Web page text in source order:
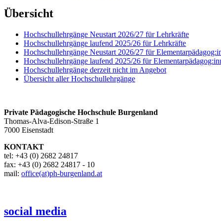
Übersicht
Hochschullehrgänge Neustart 2026/27 für Lehrkräfte
Hochschullehrgänge laufend 2025/26 für Lehrkräfte
Hochschullehrgänge Neustart 2026/27 für
Hochschullehrgänge laufend 2025/26 für
Hochschullehrgänge derzeit nicht im Angebot
Übersicht aller Hochschullehrgänge
Private Pädagogische Hochschule Burgenland
Thomas-Alva-Edison-Straße 1
7000 Eisenstadt
KONTAKT
tel: +43 (0) 2682 24817
fax: +43 (0) 2682 24817 - 10
mail: office(at)ph-burgenland.at
social media